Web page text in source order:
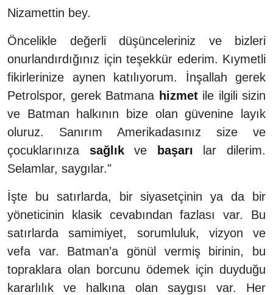
Nizamettin bey.
Öncelikle değerli düşünceleriniz ve bizleri
onurlandırdığınız için teşekkür ederim. Kıymetli
fikirlerinize aynen katılıyorum. İnşallah gerek
Petrolspor, gerek Batmana hizmetile ilgili sizin
ve Batman halkının bize olan güvenine layık
oluruz. Sanırım Amerikadasınız size ve
çocuklarınıza sağlıkve başarı lar dilerim.
Selamlar, saygılar."
İşte bu satırlarda, bir siyasetçinin ya da bir
yöneticinin klasik cevabından fazlası var. Bu
satırlarda samimiyet, sorumluluk, vizyon ve
vefa var. Batman’a gönül vermiş birinin, bu
topraklara olan borcunu ödemek için duyduğu
kararlılık ve halkına olan saygısı var. Her